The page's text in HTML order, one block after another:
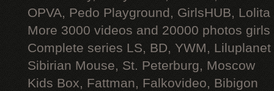
OPVA, Pedo Playground, GirlsHUB, Lolita
More 3000 videos and 20000 photos
Complete series LS, BD, YWM, Liluplanet
Sibirian Mouse, St. Peterburg, Moscow
Kids Box, Fattman, Falkovideo, Bibigon